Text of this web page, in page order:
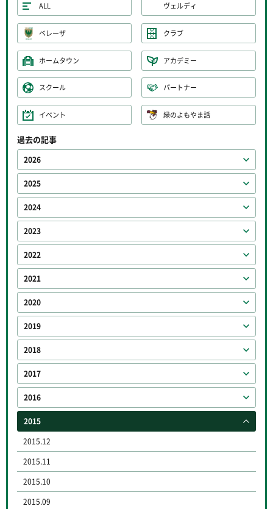
ALL ヴェルディ
ベレーザ クラブ
ホームタウン アカデミー
スクール パートナー
イベント 緑のよもやま話
過去の記事
2026
2025
2024
2023
2022
2021
2020
2019
2018
2017
2016
2015
2015.12
2015.11
2015.10
2015.09